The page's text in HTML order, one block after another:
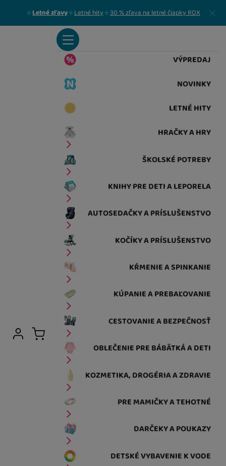
Letné zľavy Letné hity 30 % zľava na letné čiapky RDX Zavrieť
VÝPREDAJ
NOVINKY
LETNÉ HITY
HRAČKY A HRY
ŠKOLSKÉ POTREBY
KNIHY PRE DETI A LEPORELA
AUTOSEDAČKY A PRÍSLUŠENSTVO
KOČÍKY A PRÍSLUŠENSTVO
KŔMENIE A SPINKANIE
KÚPANIE A PREBAĽOVANIE
CESTOVANIE A BEZPEČNOSŤ
OBLEČENIE PRE BÁBÄTKÁ A DETI
KOZMETIKA, DROGÉRIA A ZDRAVIE
PRE MAMIČKY A TEHOTNÉ
DARČEKY A POUKAZY
DETSKÉ VYBAVENIE K VODE
Užívateľská sekcia
Prihlásiť sa
Košík